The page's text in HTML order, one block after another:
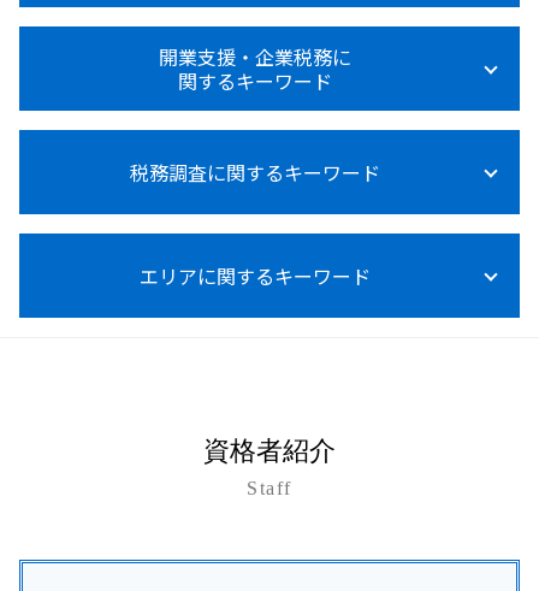
法人税 節税対策
法人税 申告期限
法人税 納付期限 過ぎた
法人税 不動産売却
賃上げ促進税制 中小企業
法人税 赤字の場合
法人税 支払時期
法人税 税理士
所得税 上乗せ
所得税 受取利息
所得税 障害者控除
所得税 種類
医療費控除 確定申告 やり方
所得税 売上 利益
所得税法施行令
所得税 売上計上時期
所得税 0円 確定申告 住民税
給与計算 依頼
税理士 記帳代行とは
税務調査 税理士 費用
記帳代行 個人事業主
節税対策 相談 税務顧問
税務顧問 必須
税務顧問 営業代行
記帳代行 相場
事業承継 個人から法人
事業承継税制 わかりやすく
m&a メリット デメリット
事業承継 贈与税
事業承継 注意点
事業承継
事業承継 m&a 補助金
事業承継 事業譲渡 違い
事業承継税制 親族外 デメリット
事業承継 相続税
開業支援・企業税務に
関するキーワード
資金調達 融資 違い
資金調達 方法 スタートアップ
起業 資金調達 個人
開業支援 コンサルタント
個人事業主 法人化 メリット
資金調達 方法 クラウドファンディング
税務調査に関するキーワード
税務調査 いつまでさかのぼる
税務調査 いつからいつまで
税務調査 内容
エリアに関するキーワード
沖縄本島 企業税務
資格者紹介
Staff